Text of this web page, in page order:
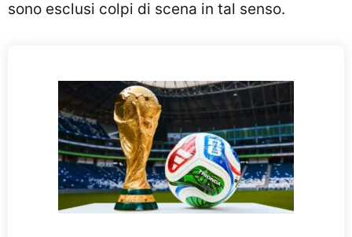
sono esclusi colpi di scena in tal senso.